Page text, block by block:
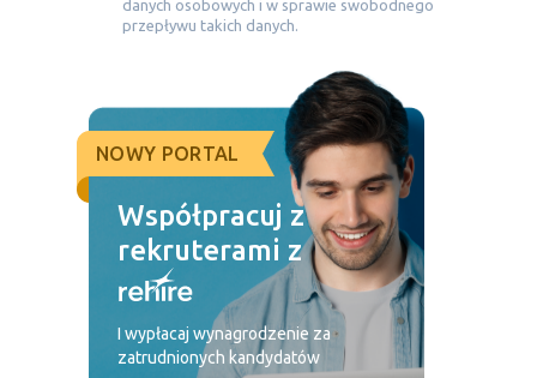
danych osobowych i w sprawie swobodnego
przepływu takich danych.
NOWY PORTAL
Współpracuj z
rekruterami z
I wypłacaj wynagrodzenie za
zatrudnionych kandydatów